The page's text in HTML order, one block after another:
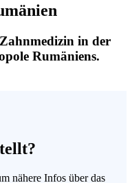
in der
Rumäniens.
nähere Infos über das